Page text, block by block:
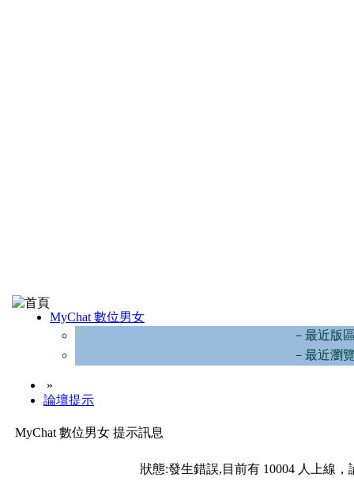
MyChat 數位男女
－最近版
－最近瀏
»
論壇提示
MyChat 數位男女 提示訊息
狀態:發生錯誤,目前有 10004 人上線